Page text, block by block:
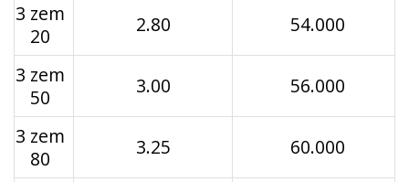
3 zem
20
2.80 54.000
3 zem
50
3.00 56.000
3 zem
80
3.25 60.000